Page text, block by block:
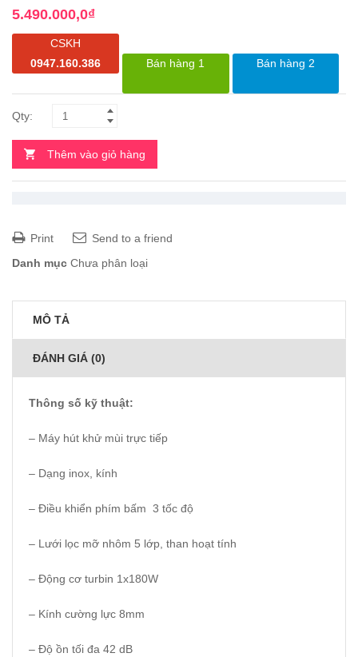
5.490.000,0₫
CSKH
0947.160.386
Bán hàng 1 Bán hàng 2
Thêm vào giỏ hàng
Print
Send to a friend
Danh mục Chưa phân loại
MÔ TẢ
ĐÁNH GIÁ (0)
Thông số kỹ thuật:
– Máy hút khử mùi trực tiếp
– Dạng inox, kính
– Điều khiển phím bấm 3 tốc độ
– Lưới lọc mỡ nhôm 5 lớp, than hoạt tính
– Động cơ turbin 1x180W
– Kính cường lực 8mm
– Độ ồn tối đa 42 dB